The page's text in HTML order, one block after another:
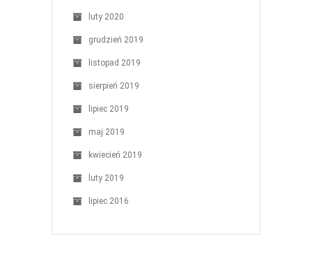
luty 2020
grudzień 2019
listopad 2019
sierpień 2019
lipiec 2019
maj 2019
kwiecień 2019
luty 2019
lipiec 2016